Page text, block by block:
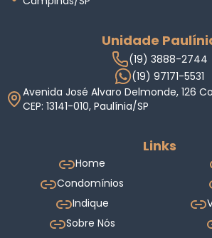
Unidade
(19) 3888-2744
(19) 97171-5531
Avenida José Alvaro Delmonde, 126
CEP: 13141-010, Paulínia/SP
Links
Home
Condomínios
Indique
Sobre Nós